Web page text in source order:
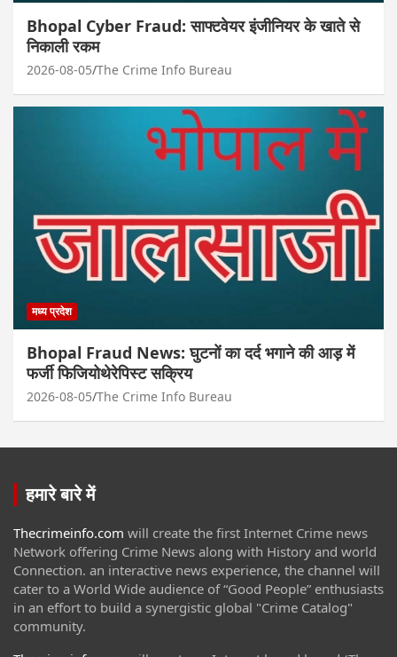
Bhopal Cyber Fraud: साफ्टवेयर इंजीनियर के खाते से
निकाली रकम
2026-08-05 The Crime Info Bureau
मध्य प्रदेश
Bhopal Fraud News: घुटनों का दर्द भगाने की आड़ में
फर्जी फिजियोथेरेपिस्ट सक्रिय
2026-08-05 The Crime Info Bureau
हमारे बारे में
Thecrimeinfo.com will create the first Internet Crime news
Network offering Crime News along with History and world
Connection. an interactive news experience, the channel will
cater to a World Wide audience of “Good People” enthusiasts
in an effort to build a synergistic global "Crime Catalog"
community.